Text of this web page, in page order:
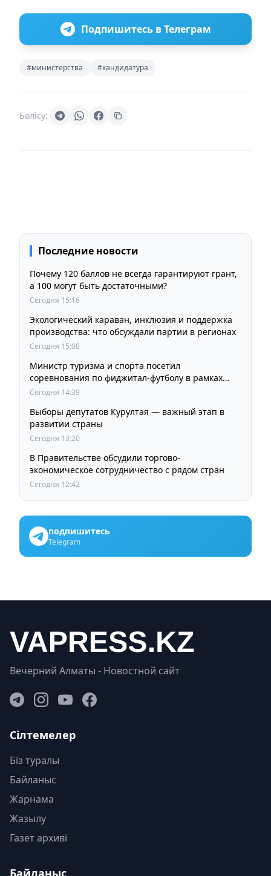
Подпишитесь в Телеграм
#министерства #кандидатура
Бөлісу:
Последние новости
Почему 120 баллов не всегда гарантируют грант,
а 100 могут быть достаточными?
Сегодня 15:16
Экологический караван, инклюзия и поддержка
производства: что обсуждали партии в регионах
Сегодня 15:00
Министр туризма и спорта посетил
соревнования по фиджитал-футболу в рамках
«Игр Будущего 2026»
Сегодня 14:39
Выборы депутатов Курултая — важный этап в
развитии страны
Сегодня 13:20
В Правительстве обсудили торгово-
экономическое сотрудничество с рядом стран
Сегодня 12:42
подпишитесь
Telegram
Вечерний Алматы - Новостной сайт
Сілтемелер
Біз туралы
Байланыс
Жарнама
Жазылу
Газет архиві
Байланыс